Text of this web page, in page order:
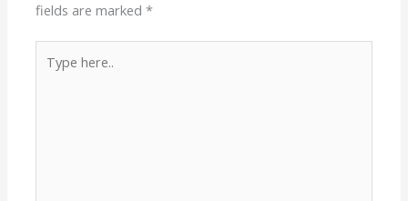
fields are marked*
here..